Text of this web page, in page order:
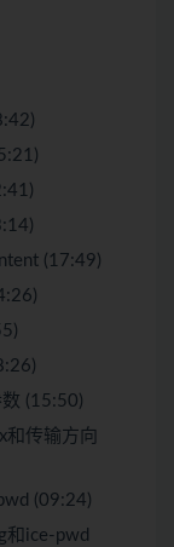
(17:49)
(15:50)
传输方向
(09:24)
和ice-pwd